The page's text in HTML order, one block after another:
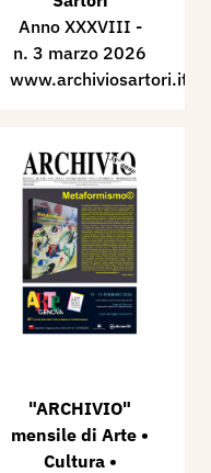
Anno XXXVIII -
n. 3 marzo 2026
www.archiviosartori.it
"ARCHIVIO"
mensile di Arte •
Cultura •